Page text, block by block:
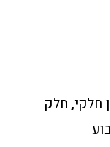
חלקי, חלק